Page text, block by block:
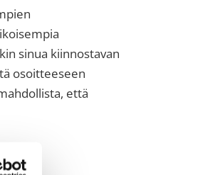
sinua kiinnostavan
osoitteeseen
että